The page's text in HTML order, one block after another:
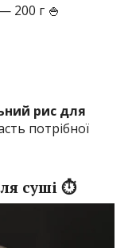
200 г 🍚
рис для
потрібної
суші ⏱️